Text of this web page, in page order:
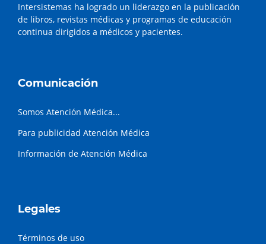
Intersistemas ha logrado un liderazgo en la publicación
de libros, revistas médicas y programas de educación
continua dirigidos a médicos y pacientes.
Comunicación
Somos Atención Médica...
Para publicidad Atención Médica
Información de Atención Médica
Legales
Términos de uso